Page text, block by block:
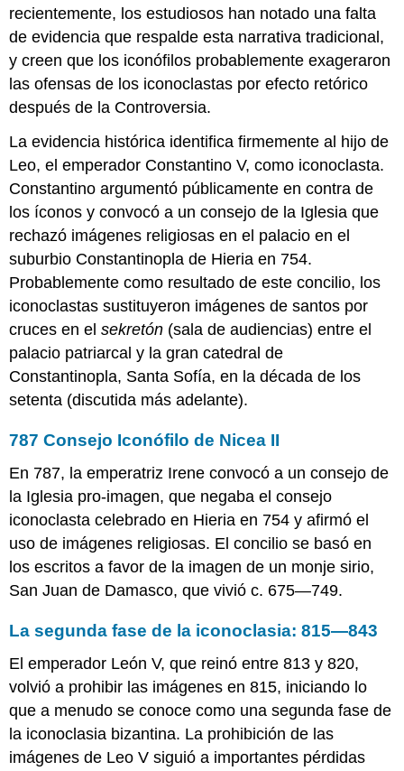
bizantino
¿Religioso
vs.
secular?
Sedas
Cajas
de
Marfil
Cuenco
San
Marco
Reinos
nubianos
medievales,
introducción
Una
cruz
benediccional
hierro
tumba
del
obispo
Timotheos
Bizancio,
la
Kiev
sus
legados
disputados
Nota
de
recientemente, los estudiosos han notado una falta
de evidencia que respalde esta narrativa tradicional,
y creen que los iconófilos probablemente exageraron
las ofensas de los iconoclastas por efecto retórico
después de la Controversia.
La evidencia histórica identifica firmemente al hijo de
Leo, el emperador Constantino V, como iconoclasta.
Constantino argumentó públicamente en contra de
los íconos y convocó a un consejo de la Iglesia que
rechazó imágenes religiosas en el palacio en el
suburbio Constantinopla de Hieria en 754.
Probablemente como resultado de este concilio, los
iconoclastas sustituyeron imágenes de santos por
cruces en elsekretón (sala de audiencias) entre el
palacio patriarcal y la gran catedral de
Constantinopla, Santa Sofía, en la década de los
setenta (discutida más adelante).
787 Consejo Iconófilo de Nicea II
En 787, la emperatriz Irene convocó a un consejo de
la Iglesia pro-imagen, que negaba el consejo
iconoclasta celebrado en Hieria en 754 y afirmó el
uso de imágenes religiosas. El concilio se basó en
los escritos a favor de la imagen de un monje sirio,
San Juan de Damasco, que vivió c. 675—749.
La segunda fase de la iconoclasia: 815—843
El emperador León V, que reinó entre 813 y 820,
volvió a prohibir las imágenes en 815, iniciando lo
que a menudo se conoce como una segunda fase de
la iconoclasia bizantina. La prohibición de las
imágenes de Leo V siguió a importantes pérdidas